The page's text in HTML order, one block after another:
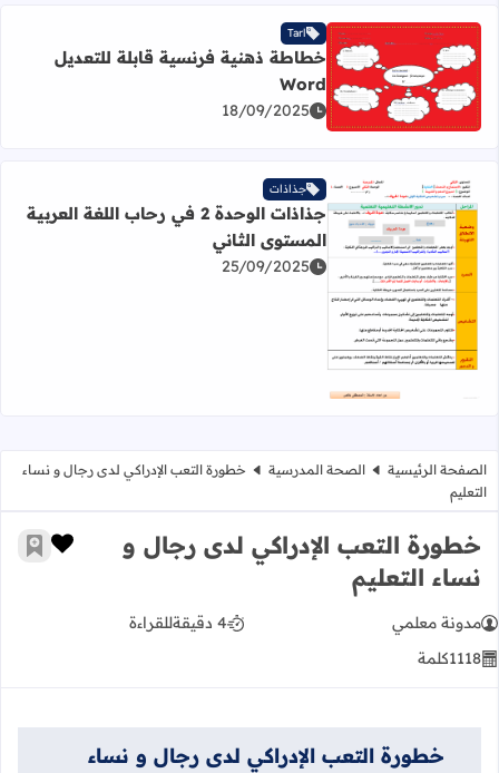
اقرأ المزيد عن خطاطة ذهنية فرنسية قابلة للتعديل Word
Tarl
خطاطة ذهنية فرنسية قابلة للتعديل
Word
18/09/2025
اقرأ المزيد عن جذاذات الوحدة 2 في رحاب اللغة العربية المستوى الثاني
جذاذات
جذاذات الوحدة 2 في رحاب اللغة العربية
المستوى الثاني
25/09/2025
الصفحة الرئيسية الصحة المدرسية
خطورة التعب الإدراكي لدى رجال و نساء
التعليم
خطورة التعب الإدراكي لدى رجال و
نساء التعليم
زر
أضف
مدونة معلمي 4 دقيقة
للقراءة
1118كلمة
خطورة التعب الإدراكي لدى رجال و نساء